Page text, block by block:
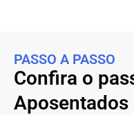
PASSO A PASSO
Confira o